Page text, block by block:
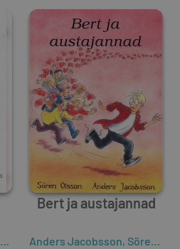
Bert ja austajannad
Anders Jacobsson, Sören Olsson